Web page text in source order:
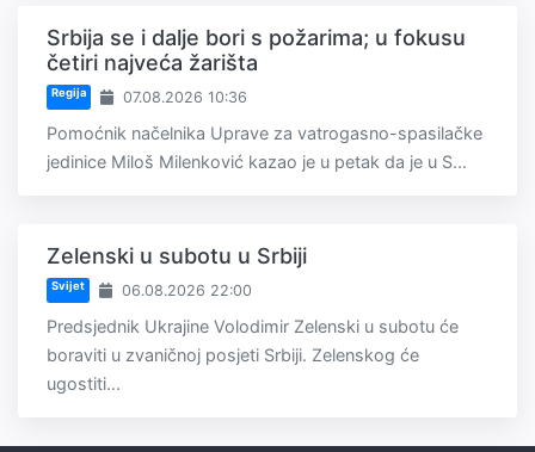
Srbija se i dalje bori s požarima; u fokusu
četiri najveća žarišta
Regija 07.08.2026 10:36
Pomoćnik načelnika Uprave za vatrogasno-spasilačke
jedinice Miloš Milenković kazao je u petak da je u S...
Zelenski u subotu u Srbiji
Svijet 06.08.2026 22:00
Predsjednik Ukrajine Volodimir Zelenski u subotu će
boraviti u zvaničnoj posjeti Srbiji. Zelenskog će
ugostiti...